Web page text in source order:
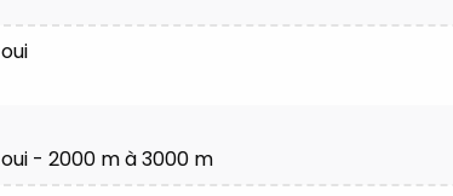
oui
oui - 2000 m à 3000 m